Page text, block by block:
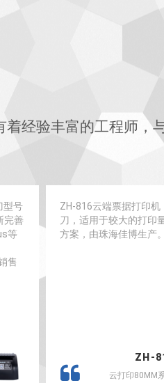
经验丰富的工程师，
型号
完善
等
售
ZH-816云端票据打印机
刀，适用于较大的打印
方案，由珠海佳博生产。
ZH-
云打印80MM